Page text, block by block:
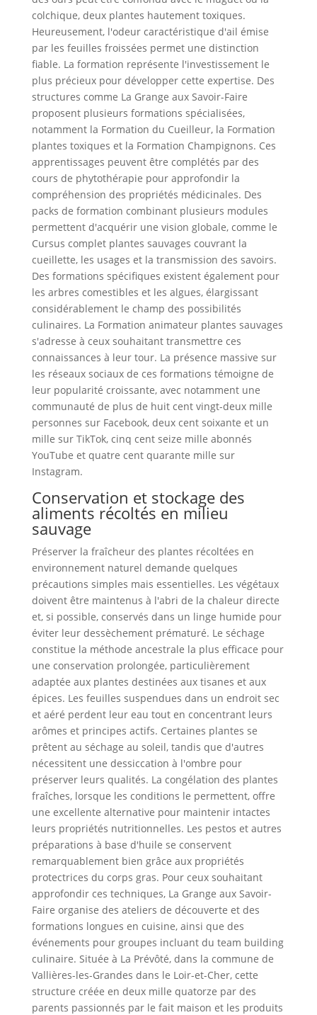
colchique, deux plantes hautement toxiques.
Heureusement, l'odeur caractéristique d'ail émise
par les feuilles froissées permet une distinction
fiable. La formation représente l'investissement le
plus précieux pour développer cette expertise. Des
structures comme La Grange aux Savoir-Faire
proposent plusieurs formations spécialisées,
notamment la Formation du Cueilleur, la Formation
plantes toxiques et la Formation Champignons. Ces
apprentissages peuvent être complétés par des
cours de phytothérapie pour approfondir la
compréhension des propriétés médicinales. Des
packs de formation combinant plusieurs modules
permettent d'acquérir une vision globale, comme le
Cursus complet plantes sauvages couvrant la
cueillette, les usages et la transmission des savoirs.
Des formations spécifiques existent également pour
les arbres comestibles et les algues, élargissant
considérablement le champ des possibilités
culinaires. La Formation animateur plantes sauvages
s'adresse à ceux souhaitant transmettre ces
connaissances à leur tour. La présence massive sur
les réseaux sociaux de ces formations témoigne de
leur popularité croissante, avec notamment une
communauté de plus de huit cent vingt-deux mille
personnes sur Facebook, deux cent soixante et un
mille sur TikTok, cinq cent seize mille abonnés
YouTube et quatre cent quarante mille sur
Instagram.
Conservation et stockage des
aliments récoltés en milieu
sauvage
Préserver la fraîcheur des plantes récoltées en
environnement naturel demande quelques
précautions simples mais essentielles. Les végétaux
doivent être maintenus à l'abri de la chaleur directe
et, si possible, conservés dans un linge humide pour
éviter leur dessèchement prématuré. Le séchage
constitue la méthode ancestrale la plus efficace pour
une conservation prolongée, particulièrement
adaptée aux plantes destinées aux tisanes et aux
épices. Les feuilles suspendues dans un endroit sec
et aéré perdent leur eau tout en concentrant leurs
arômes et principes actifs. Certaines plantes se
prêtent au séchage au soleil, tandis que d'autres
nécessitent une dessiccation à l'ombre pour
préserver leurs qualités. La congélation des plantes
fraîches, lorsque les conditions le permettent, offre
une excellente alternative pour maintenir intactes
leurs propriétés nutritionnelles. Les pestos et autres
préparations à base d'huile se conservent
remarquablement bien grâce aux propriétés
protectrices du corps gras. Pour ceux souhaitant
approfondir ces techniques, La Grange aux Savoir-
Faire organise des ateliers de découverte et des
formations longues en cuisine, ainsi que des
événements pour groupes incluant du team building
culinaire. Située à La Prévôté, dans la commune de
Vallières-les-Grandes dans le Loir-et-Cher, cette
structure créée en deux mille quatorze par des
parents passionnés par le fait maison et les produits